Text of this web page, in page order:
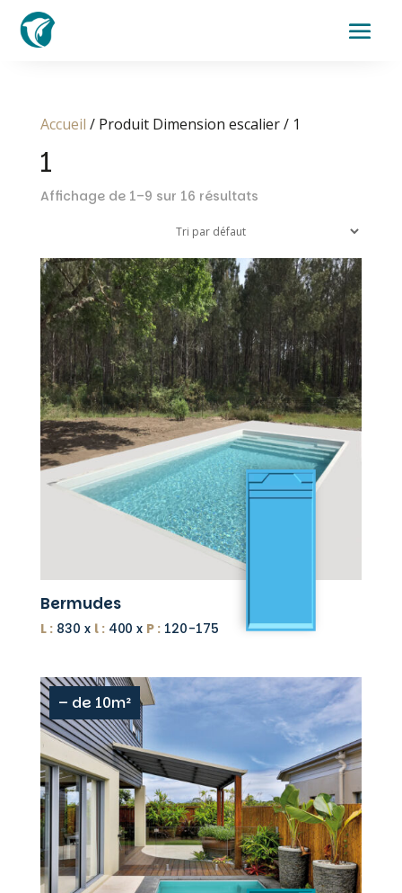
Accueil / Produit Dimension escalier / 1
1
Affichage de 1–9 sur 16 résultats
Bermudes
L :830 x l :400 x P :120-175
– de 10m²